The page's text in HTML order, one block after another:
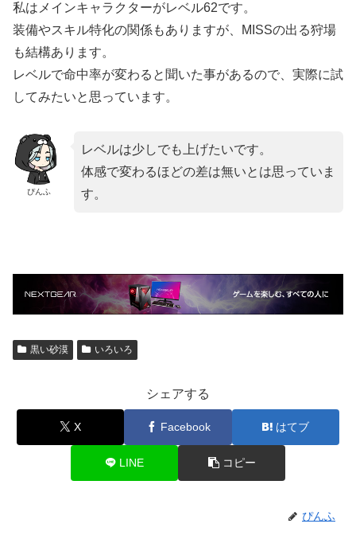
私はメインキャラクターがレベル62です。
装備やスキル特化の関係もありますが、MISSの出る狩場
も結構あります。
レベルで命中率が変わると聞いた事があるので、実際に試
してみたいと思っています。
ぴんふ
レベルは少しでも上げたいです。
体感で変わるほどの差は無いとは思っていま
す。
黒い砂漠 いろいろ
シェアする
X Facebook はてブ
LINE コピー
ぴんふ